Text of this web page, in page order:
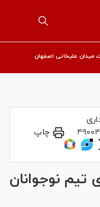
میدان علیخانی اصفهان
چاپ
تیم نوجوانان